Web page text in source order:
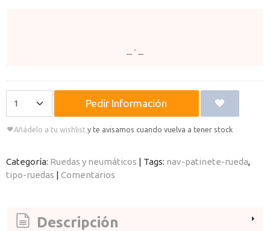
Pedir Información
Añádelo a tu wishlist y te avisamos cuando vuelva a tener stock
Categoría: Ruedas y neumáticos | Tags: nav-patinete-rueda
tipo-ruedas | Comentarios
Descripción